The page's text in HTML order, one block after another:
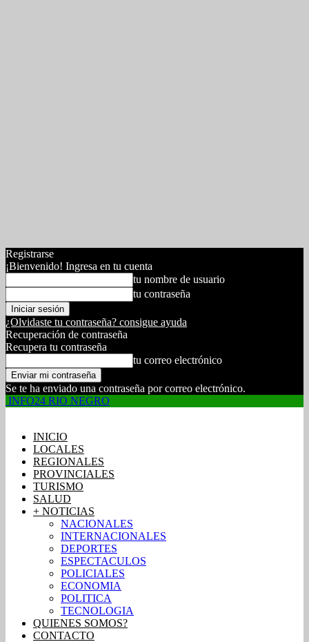
Registrarse
¡Bienvenido! Ingresa en tu cuenta
tu nombre de usuario
tu contraseña
¿Olvidaste tu contraseña? consigue ayuda
Recuperación de contraseña
Recupera tu contraseña
tu correo electrónico
Se te ha enviado una contraseña por correo electrónico.
INFO24 RIO NEGRO
INICIO
LOCALES
REGIONALES
PROVINCIALES
TURISMO
SALUD
+ NOTICIAS
NACIONALES
INTERNACIONALES
DEPORTES
ESPECTACULOS
POLICIALES
ECONOMIA
POLITICA
TECNOLOGIA
QUIENES SOMOS?
CONTACTO